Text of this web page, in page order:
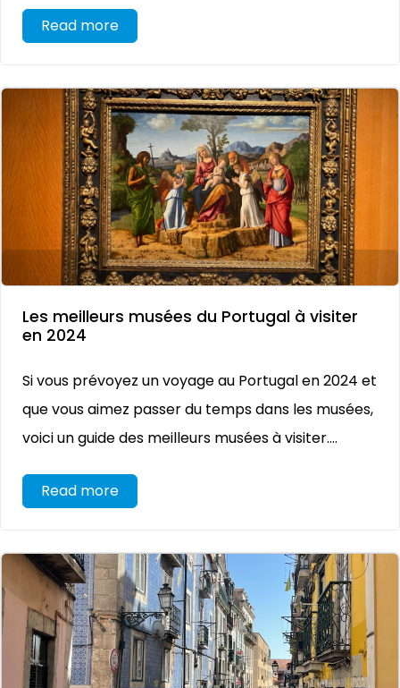
Read more
Les meilleurs musées du Portugal à visiter
en 2024
Si vous prévoyez un voyage au Portugal en 2024 et
que vous aimez passer du temps dans les musées,
voici un guide des meilleurs musées à visiter....
Read more